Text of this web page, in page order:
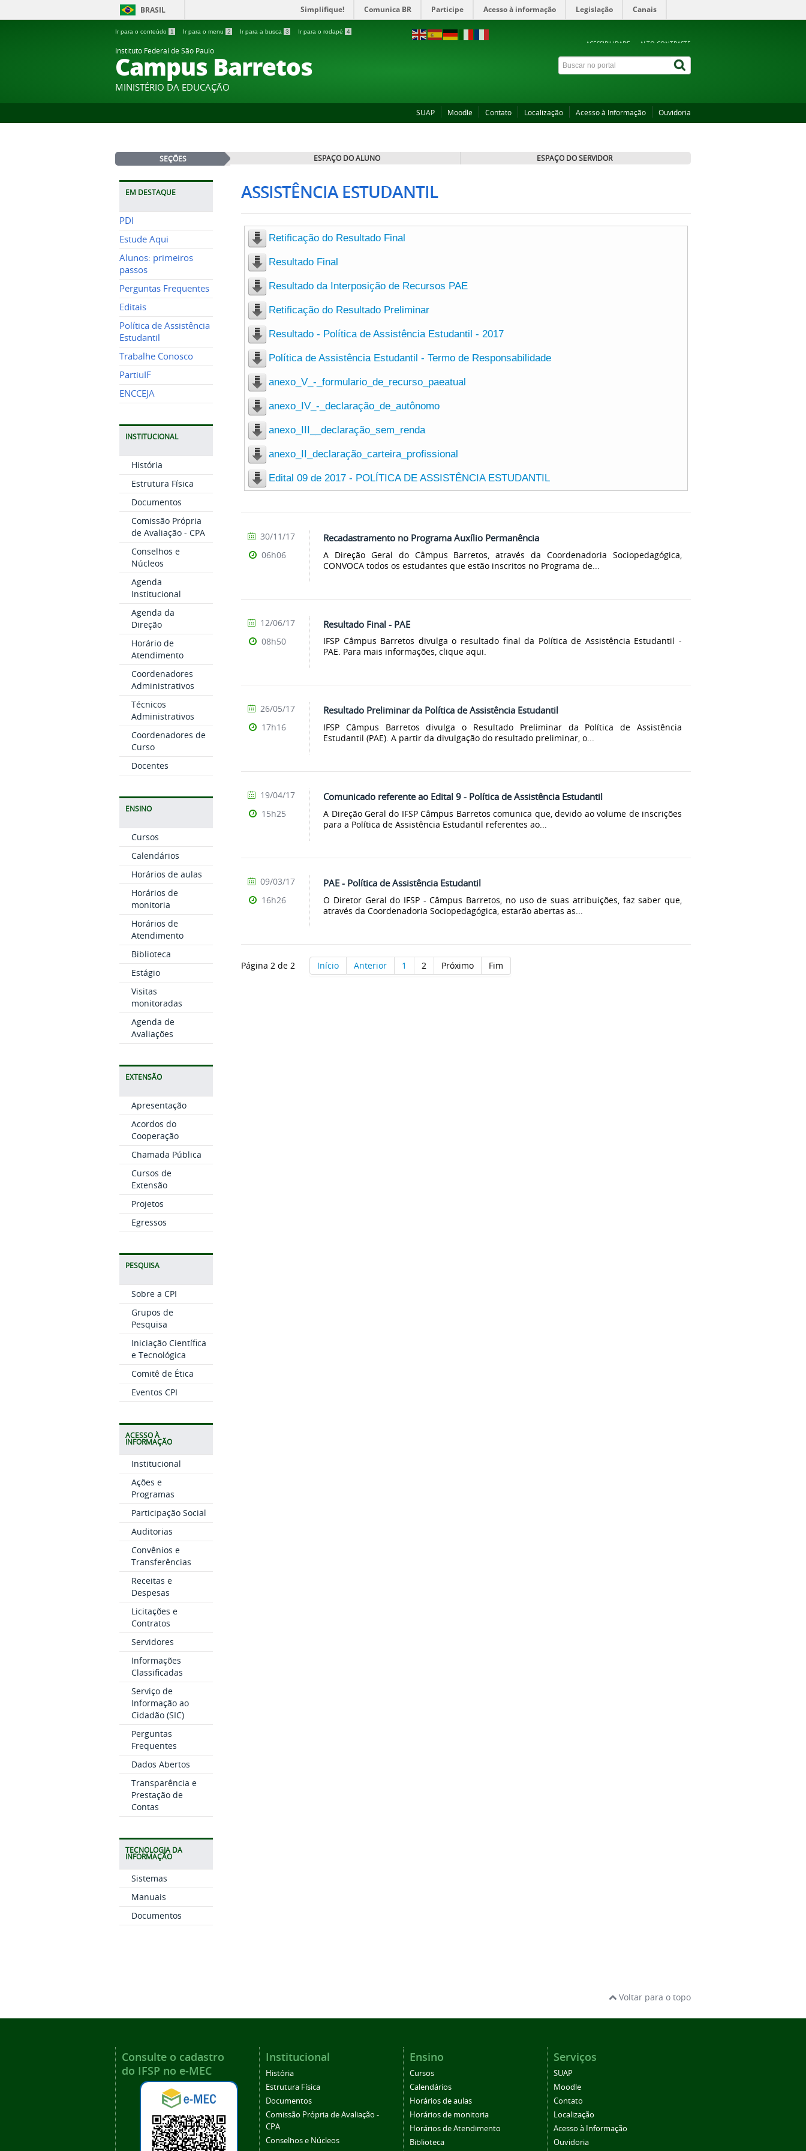
BRASIL Simplifique! Comunica BR Participe Acesso à informação Legislação Canais
Ir para o conteúdo 1 Ir para o menu 2 Ir para a busca 3 Ir para o rodapé 4
ACESSIBILIDADE ALTO CONTRASTE
Instituto Federal de São Paulo
Campus Barretos
MINISTÉRIO DA EDUCAÇÃO
SUAP Moodle Contato Localização Acesso à Informação Ouvidoria
SEÇÕES ESPAÇO DO ALUNO ESPAÇO DO SERVIDOR
EM DESTAQUE
PDI
Estude Aqui
Alunos: primeiros
passos
Perguntas Frequentes
Editais
Política de Assistência
Estudantil
Trabalhe Conosco
PartiuIF
ENCCEJA
INSTITUCIONAL
História
Estrutura Física
Documentos
Comissão Própria
de Avaliação - CPA
Conselhos e
Núcleos
Agenda
Institucional
Agenda da
Direção
Horário de
Atendimento
Coordenadores
Administrativos
Técnicos
Administrativos
Coordenadores de
Curso
Docentes
ENSINO
Cursos
Calendários
Horários de aulas
Horários de
monitoria
Horários de
Atendimento
Biblioteca
Estágio
Visitas
monitoradas
Agenda de
Avaliações
EXTENSÃO
Apresentação
Acordos do
Cooperação
Chamada Pública
Cursos de
Extensão
Projetos
Egressos
PESQUISA
Sobre a CPI
Grupos de
Pesquisa
Iniciação Científica
e Tecnológica
Comitê de Ética
Eventos CPI
ACESSO À
INFORMAÇÃO
Institucional
Ações e
Programas
Participação Social
Auditorias
Convênios e
Transferências
Receitas e
Despesas
Licitações e
Contratos
Servidores
Informações
Classificadas
Serviço de
Informação ao
Cidadão (SIC)
Perguntas
Frequentes
Dados Abertos
Transparência e
Prestação de
Contas
TECNOLOGIA DA
INFORMAÇÃO
Sistemas
Manuais
Documentos
ASSISTÊNCIA ESTUDANTIL
Retificação do Resultado Final
Resultado Final
Resultado da Interposição de Recursos PAE
Retificação do Resultado Preliminar
Resultado - Política de Assistência Estudantil - 2017
Política de Assistência Estudantil - Termo de Responsabilidade
anexo_V_-_formulario_de_recurso_paeatual
anexo_IV_-_declaração_de_autônomo
anexo_III__declaração_sem_renda
anexo_II_declaração_carteira_profissional
Edital 09 de 2017 - POLÍTICA DE ASSISTÊNCIA ESTUDANTIL
Recadastramento no Programa Auxílio Permanência
A Direção Geral do Câmpus Barretos, através da Coordenadoria Sociopedagógica,
CONVOCA todos os estudantes que estão inscritos no Programa de...
30/11/17
06h06
Resultado Final - PAE
IFSP Câmpus Barretos divulga o resultado final da Política de Assistência Estudantil -
PAE. Para mais informações, clique aqui.
12/06/17
08h50
Resultado Preliminar da Política de Assistência Estudantil
IFSP Câmpus Barretos divulga o Resultado Preliminar da Política de Assistência
Estudantil (PAE). A partir da divulgação do resultado preliminar, o...
26/05/17
17h16
Comunicado referente ao Edital 9 - Política de Assistência Estudantil
A Direção Geral do IFSP Câmpus Barretos comunica que, devido ao volume de inscrições
para a Política de Assistência Estudantil referentes ao...
19/04/17
15h25
PAE - Política de Assistência Estudantil
O Diretor Geral do IFSP - Câmpus Barretos, no uso de suas atribuições, faz saber que,
através da Coordenadoria Sociopedagógica, estarão abertas as...
09/03/17
16h26
Página 2 de 2 Início Anterior 1 2 Próximo Fim
Voltar para o topo
Consulte o cadastro
do IFSP no e-MEC
Institucional
História
Estrutura Física
Documentos
Comissão Própria de Avaliação -
CPA
Conselhos e Núcleos
Ensino
Cursos
Calendários
Horários de aulas
Horários de monitoria
Horários de Atendimento
Biblioteca
Serviços
SUAP
Moodle
Contato
Localização
Acesso à Informação
Ouvidoria